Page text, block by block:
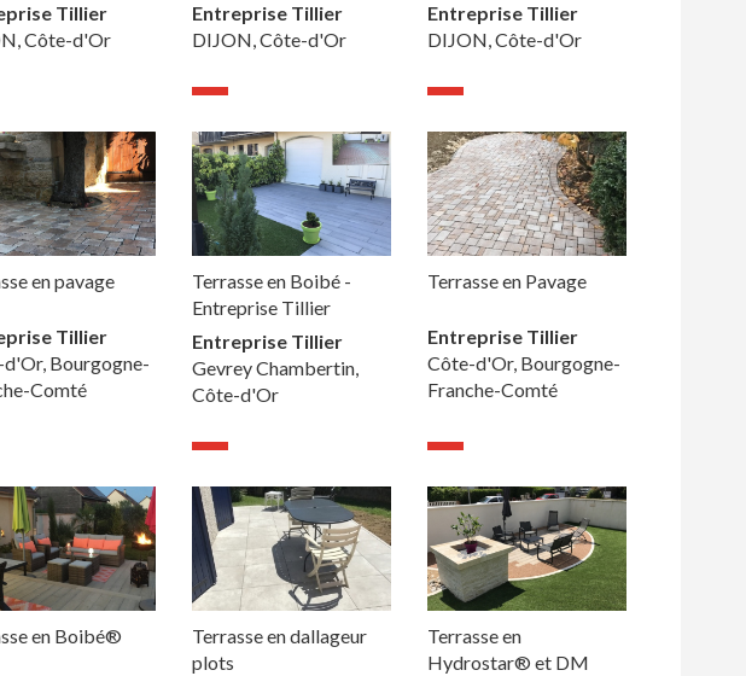
Tillier
Côte-d'Or
Entreprise Tillier
DIJON, Côte-d'Or
Entreprise Tillier
DIJON, Côte-d'Or
en pavage
Tillier
Bourgogne-
Comté
Terrasse en Boibé -
Entreprise Tillier
Entreprise Tillier
Gevrey Chambertin,
Côte-d'Or
Terrasse en Pavage
Entreprise Tillier
Côte-d'Or, Bourgogne-
Franche-Comté
en Boibé®
Terrasse en dallageur
plots
Terrasse en
Hydrostar® et DM